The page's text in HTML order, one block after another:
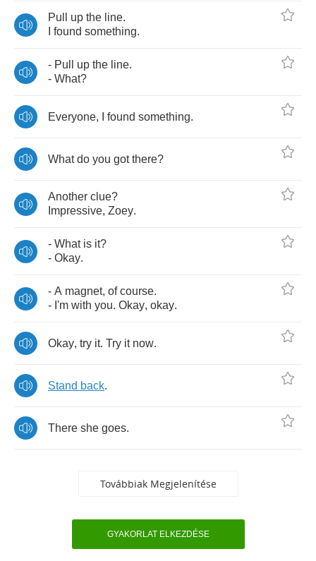
Pull up the line.
found something.
- Pull up the line.
- What?
Everyone, found something.
What do you got there?
Another clue?
Impressive, Zoey.
- What is it?
- Okay.
- A magnet, of course.
- I'm with you. Okay, okay.
Okay, try it. Try it now.
Stand back.
There she goes.
Továbbiak Megjelenítése
GYAKORLAT ELKEZDÉSE